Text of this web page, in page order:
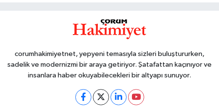
corumhakimiyetnet, yepyeni temasıyla sizleri buluştururken,
sadelik ve modernizmi bir araya getiriyor. Şatafattan kaçınıyor ve
insanlara haber okuyabilecekleri bir altyapı sunuyor.